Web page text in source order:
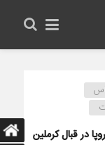
در قبال کرملین